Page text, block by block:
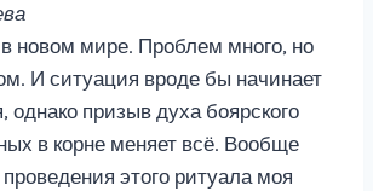
новом мире. Проблем много, но
И ситуация вроде бы начинает
однако призыв духа боярского
в корне меняет всё. Вообще
этого ритуала моя